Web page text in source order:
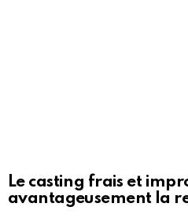
Le casting frais et
avantageusement la